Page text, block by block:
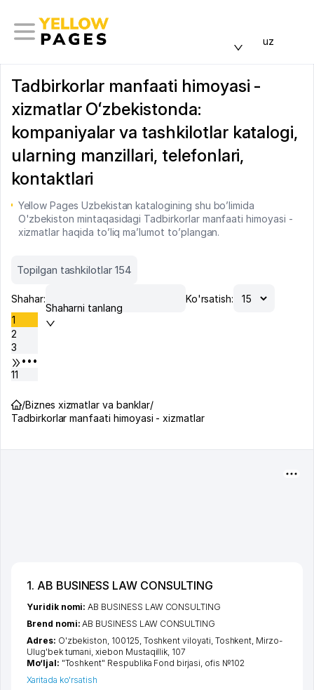
uz
Tadbirkorlar manfaati himoyasi -
xizmatlar Oʻzbekistonda:
kompaniyalar va tashkilotlar katalogi,
ularning manzillari, telefonlari,
kontaktlari
Yellow Pages Uzbekistan katalogining shu bo’limida
O'zbekiston mintaqasidagi Tadbirkorlar manfaati himoyasi -
xizmatlar haqida to’liq ma’lumot to’plangan.
Topilgan tashkilotlar 154
Shahar:
Shaharni tanlang
Ko'rsatish:
1
2
3
•••
11
/Biznes xizmatlar va banklar/
Tadbirkorlar manfaati himoyasi - xizmatlar
1. AB BUSINESS LAW CONSULTING
Yuridik nomi:AB BUSINESS LAW CONSULTING
Brend nomi:AB BUSINESS LAW CONSULTING
Adres: O'zbekiston, 100125, Toshkent viloyati Toshkent Mirzo-
Ulug'bek tumani ,xiеbon Mustaqillik , 107
Mo‘ljal: "Toshkent" Respublika Fond birjasi, ofis №102
Xaritada ko'rsatish